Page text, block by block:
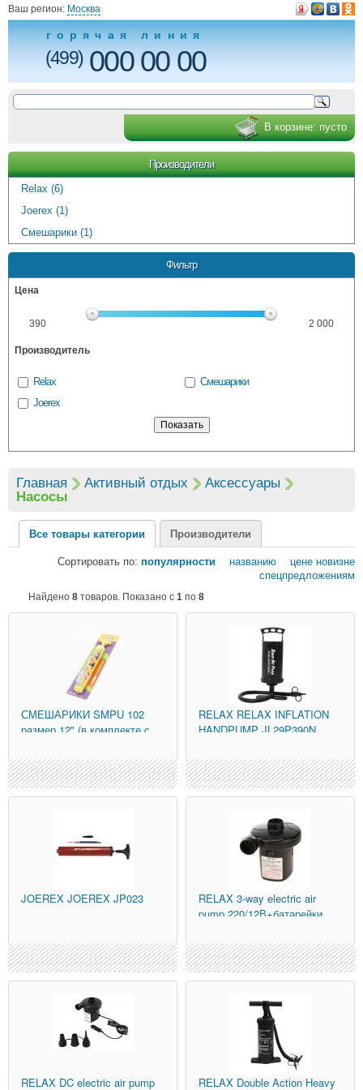
Ваш регион: Москва
горячая линия
(499)000 00 00
В корзине: пусто
Производители
Relax (6)
Joerex (1)
Смешарики (1)
Фильтр
Цена
390 2 000
Производитель
Relax
Joerex
Смешарики
Главная Активный отдых
Аксессуары
Насосы
Все товары категории Производители
Сортировать по: популярности названию цене новизне
спецпредложениям
Найдено 8 товаров. Показано с 1 по 8
СМЕШАРИКИ SMPU 102
размер 12" (в комплекте с
RELAX RELAX INFLATION
HANDPUMP JL29P390N
JOEREX JOEREX JP023 RELAX 3-way electric air
pump 220/12В+батарейки
RELAX DC electric air pump
RELAX Double Action Heavy